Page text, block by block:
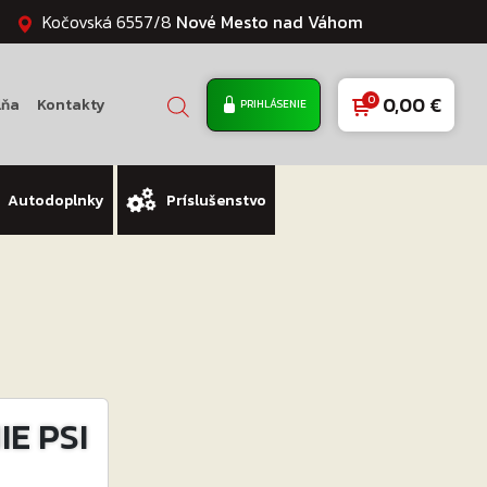
Kočovská 6557/8 Nové Mesto nad Váhom
Kontakty PRIHLÁSENIE 0,00€
Autodoplnky Príslušenstvo
PSI